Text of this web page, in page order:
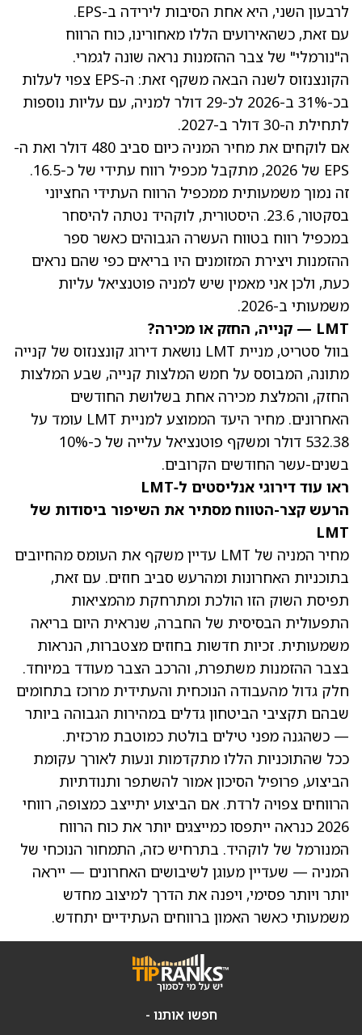
לרבעון השני, היא אחת הסיבות לירידה ב-EPS.
עם זאת, כשהאירועים הללו מאחורינו, כוח הרווח
ה"נורמלי" של צבר ההזמנות נראה שונה לגמרי.
הקונצנזוס לשנה הבאה משקף זאת: ה-EPS צפוי לעלות
בכ-31% ב-2026 לכ-29 דולר למניה, עם עליות נוספות
לתחילת ה-30 דולר ב-2027.
אם לוקחים את מחיר המניה כיום סביב 480 דולר ואת ה-
EPS של 2026, מתקבל
מכפיל רווח עתידי של כ-16.5
.
זה נמוך משמעותית ממכפיל הרווח העתידי החציוני
בסקטור, 23.6. היסטורית, לוקהיד נטתה להיסחר
במכפיל רווח בטווח העשרה הגבוהים כאשר ספר
ההזמנות ויצירת המזומנים היו בריאים כפי שהם נראים
כעת, ולכן אני מאמין שיש למניה פוטנציאל עליות
משמעותי ב-2026.
LMT — קנייה, החזק או מכירה?
בוול סטריט, מניית LMT נושאת דירוג קונצנזוס של קנייה
מתונה, המבוסס על חמש המלצות קנייה, שבע המלצות
החזק, והמלצת מכירה אחת בשלושת החודשים
האחרונים.
מחיר היעד הממוצע למניית LMT עומד על
532.38 דולר
ומשקף פוטנציאל עלייה של כ-10%
בשנים-עשר החודשים הקרובים.
ראו עוד דירוגי אנליסטים ל‑LMT
הרעש קצר-הטווח מסתיר את השיפור ביסודות של
LMT
מחיר המניה של LMT עדיין משקף את העומס מהחיובים
בתוכניות האחרונות ומהרעש סביב חוזים. עם זאת,
תפיסת השוק הזו הולכת ומתרחקת מהמציאות
התפעולית הבסיסית של החברה, שנראית היום בריאה
משמעותית. זכיות חדשות בחוזים מצטברות, הנראות
בצבר ההזמנות משתפרת, והרכב הצבר מעודד במיוחד.
חלק גדול מהעבודה הנוכחית והעתידית מרוכז בתחומים
שבהם תקציבי הביטחון גדלים במהירות הגבוהה ביותר
— כשהגנה מפני טילים בולטת כמוטבת מרכזית.
ככל שהתוכניות הללו מתקדמות ונעות לאורך עקומת
הביצוע, פרופיל הסיכון אמור להשתפר ותנודתיות
הרווחים צפויה לרדת. אם הביצוע יתייצב כמצופה, רווחי
2026 כנראה ייתפסו כמייצגים יותר את כוח הרווח
המנורמל של לוקהיד. בתרחיש כזה, התמחור הנוכחי של
המניה — שעדיין מעוגן לשיבושים האחרונים — ייראה
יותר ויותר פסימי, ויפנה את הדרך למיצוב מחדש
משמעותי כאשר האמון ברווחים העתידיים יתחדש.
חפשו אותנו -